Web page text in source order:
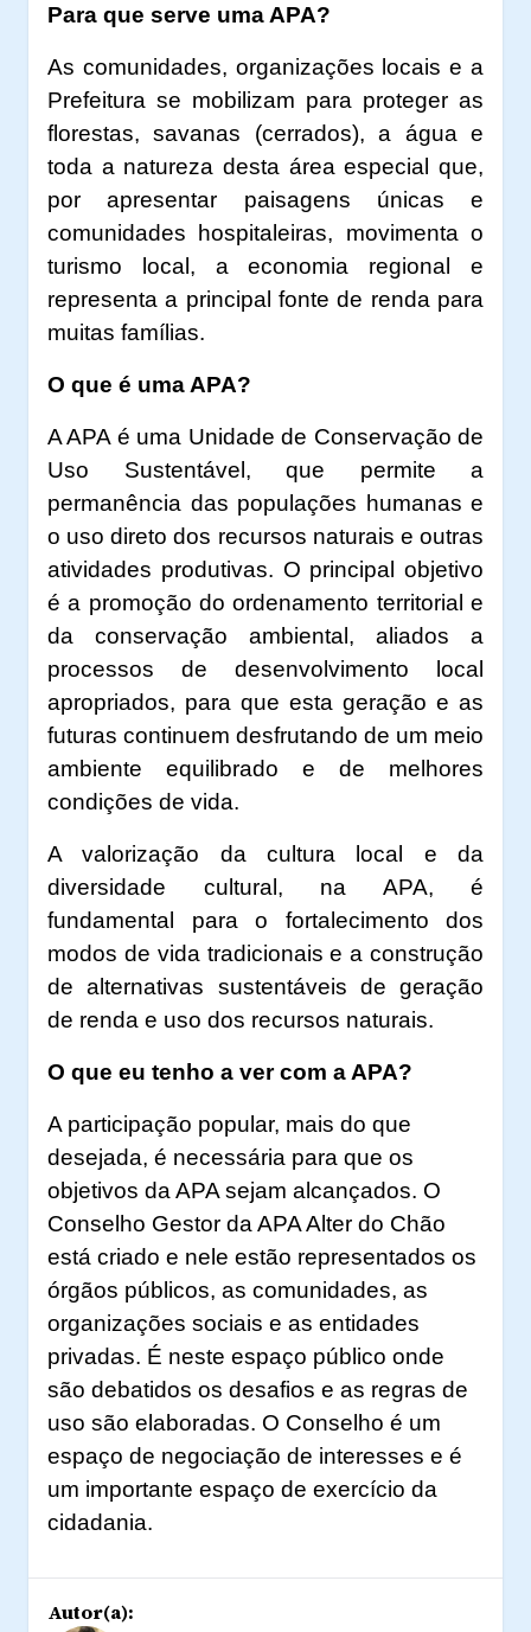
Para que serve uma APA?
As comunidades, organizações locais e a
Prefeitura se mobilizam para proteger as
florestas, savanas (cerrados), a água e
toda a natureza desta área especial que,
por apresentar paisagens únicas e
comunidades hospitaleiras, movimenta o
turismo local, a economia regional e
representa a principal fonte de renda para
muitas famílias.
O que é uma APA?
A APA é uma Unidade de Conservação de
Uso Sustentável, que permite a
permanência das populações humanas e
o uso direto dos recursos naturais e outras
atividades produtivas. O principal objetivo
é a promoção do ordenamento territorial e
da conservação ambiental, aliados a
processos de desenvolvimento local
apropriados, para que esta geração e as
futuras continuem desfrutando de um meio
ambiente equilibrado e de melhores
condições de vida.
A valorização da cultura local e da
diversidade cultural, na APA, é
fundamental para o fortalecimento dos
modos de vida tradicionais e a construção
de alternativas sustentáveis de geração
de renda e uso dos recursos naturais.
O que eu tenho a ver com a APA?
A participação popular, mais do que
desejada, é necessária para que os
objetivos da APA sejam alcançados. O
Conselho Gestor da APA Alter do Chão
está criado e nele estão representados os
órgãos públicos, as comunidades, as
organizações sociais e as entidades
privadas. É neste espaço público onde
são debatidos os desafios e as regras de
uso são elaboradas. O Conselho é um
espaço de negociação de interesses e é
um importante espaço de exercício da
cidadania.
Autor(a):